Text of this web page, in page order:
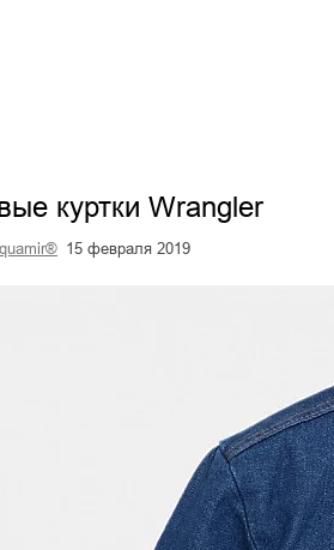
куртки Wrangler
15 февраля 2019